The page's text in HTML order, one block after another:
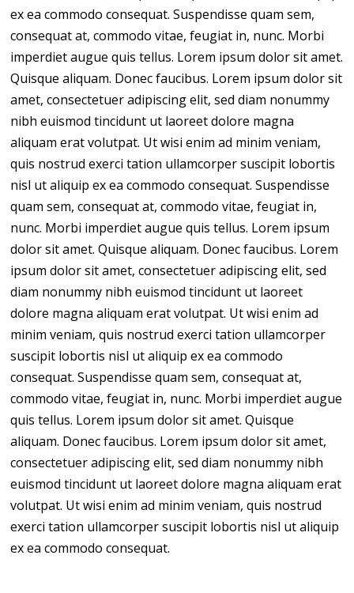
ex ea commodo consequat. Suspendisse quam sem,
consequat at, commodo vitae, feugiat in, nunc. Morbi
imperdiet augue quis tellus. Lorem ipsum dolor sit amet.
Quisque aliquam. Donec faucibus. Lorem ipsum dolor sit
amet, consectetuer adipiscing elit, sed diam nonummy
nibh euismod tincidunt ut laoreet dolore magna
aliquam erat volutpat. Ut wisi enim ad minim veniam,
quis nostrud exerci tation ullamcorper suscipit lobortis
nisl ut aliquip ex ea commodo consequat. Suspendisse
quam sem, consequat at, commodo vitae, feugiat in,
nunc. Morbi imperdiet augue quis tellus. Lorem ipsum
dolor sit amet. Quisque aliquam. Donec faucibus. Lorem
ipsum dolor sit amet, consectetuer adipiscing elit, sed
diam nonummy nibh euismod tincidunt ut laoreet
dolore magna aliquam erat volutpat. Ut wisi enim ad
minim veniam, quis nostrud exerci tation ullamcorper
suscipit lobortis nisl ut aliquip ex ea commodo
consequat. Suspendisse quam sem, consequat at,
commodo vitae, feugiat in, nunc. Morbi imperdiet augue
quis tellus. Lorem ipsum dolor sit amet. Quisque
aliquam. Donec faucibus. Lorem ipsum dolor sit amet,
consectetuer adipiscing elit, sed diam nonummy nibh
euismod tincidunt ut laoreet dolore magna aliquam erat
volutpat. Ut wisi enim ad minim veniam, quis nostrud
exerci tation ullamcorper suscipit lobortis nisl ut aliquip
ex ea commodo consequat.